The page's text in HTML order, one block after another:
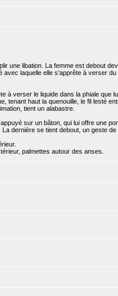
une libation. La femme est debout
laquelle elle s’apprête à verser
à verser le liquide dans la phiale que
tenant haut la quenouille, le fil lesté
tient un alabastre.
sur un bâton, qui lui offre une
dernière se tient debout, un geste
palmettes autour des anses.